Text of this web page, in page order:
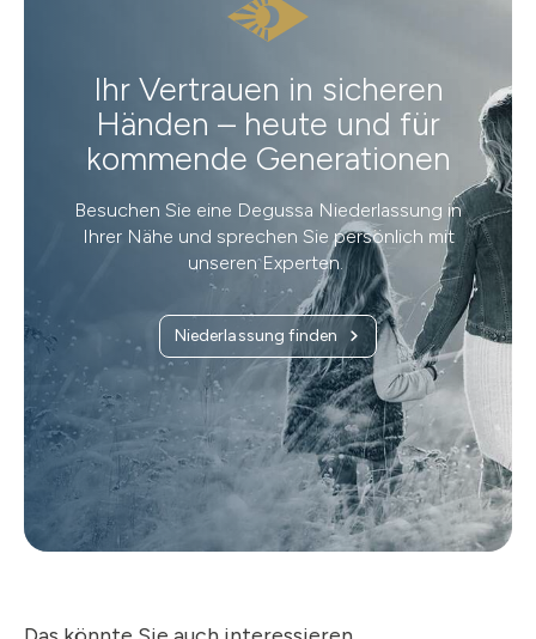
Ihr Vertrauen in sicheren
Händen – heute und für
kommende Generationen
Besuchen Sie eine Degussa Niederlassung in
Ihrer Nähe und sprechen Sie persönlich mit
unseren Experten.
Niederlassung finden